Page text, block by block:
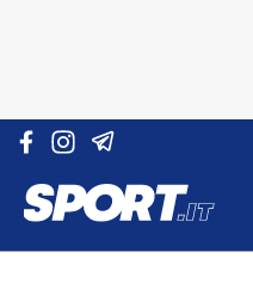
Vai al contenuto